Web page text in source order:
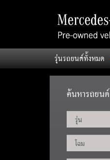
รุ่นรถยนต์ทั้งหมด
Sprinter V Vito
ค้นหารถยนต์